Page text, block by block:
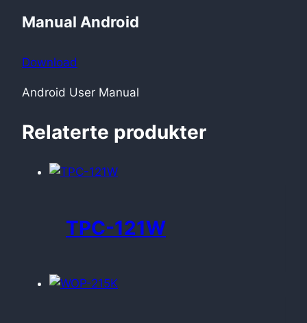
Manual Android
Download
Android User Manual
Relaterte produkter
TPC-121W